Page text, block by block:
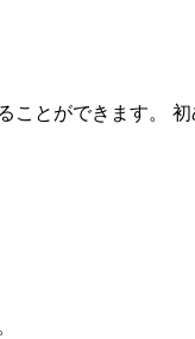
とができます。